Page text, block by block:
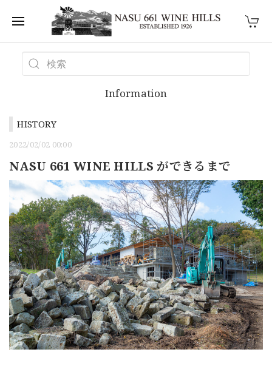
Information
HISTORY
2022/02/02 00:00
NASU 661 WINE HILLS ができるまで